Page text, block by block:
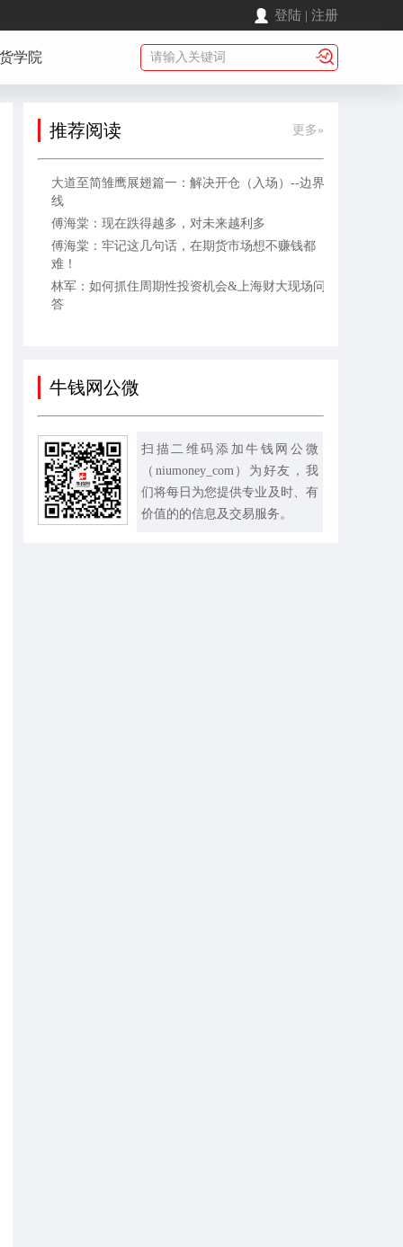
登陆 | 注册
学院
推荐阅读 更多»
大道至简雏鹰展翅篇一：解决开仓（入场）--边界
线
傅海棠：现在跌得越多，对未来越利多
傅海棠：牢记这几句话，在期货市场想不赚钱都
难！
林军：如何抓住周期性投资机会&上海财大现场问
答
牛钱网公微
扫描二维码添加牛钱网公微
（niumoney_com）为好友，我
们将每日为您提供专业及时、有
价值的的信息及交易服务。